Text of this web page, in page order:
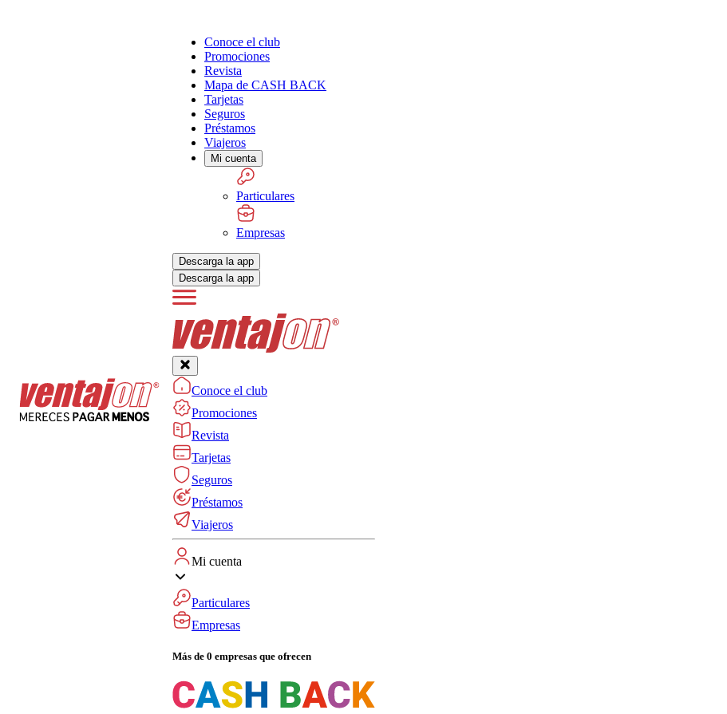
Conoce el club
Promociones
Revista
Mapa de CASH BACK
Tarjetas
Seguros
Préstamos
Viajeros
Mi cuenta
Particulares
Empresas
Descarga la app
Descarga la app
Conoce el club
Promociones
Revista
Tarjetas
Seguros
Préstamos
Viajeros
Mi cuenta
Particulares
Empresas
Más de 0 empresas que ofrecen